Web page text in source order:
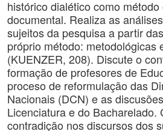
histórico dialético como
documental. Realiza as
sujeitos da pesquisa a partir
próprio método: metodológicas
(KUENZER, 208). Discute o
formação de profesores de
proceso de reformulação das
Nacionais (DCN) e as
Licenciatura e do Bacharelado.
contradição nos discursos dos